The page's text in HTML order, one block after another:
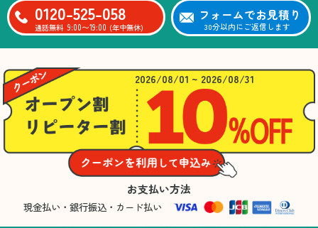
0120-525-058
通話無料 9:00〜19:00 (年中無休)
フォームでお見積り
30分以内にご返信します
2026/08/01 ~ 2026/08/31
お支払い方法
現金払い・銀行振込・カード払い